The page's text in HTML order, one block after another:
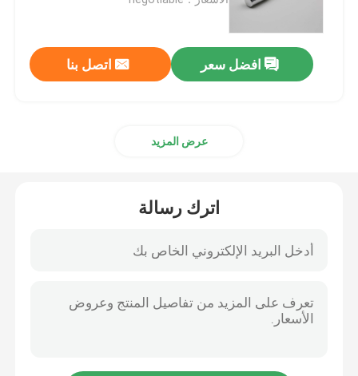
C13 14 أيزوبرافين
افضل سعر اتصل بنا
عرض المزيد
اترك رسالة